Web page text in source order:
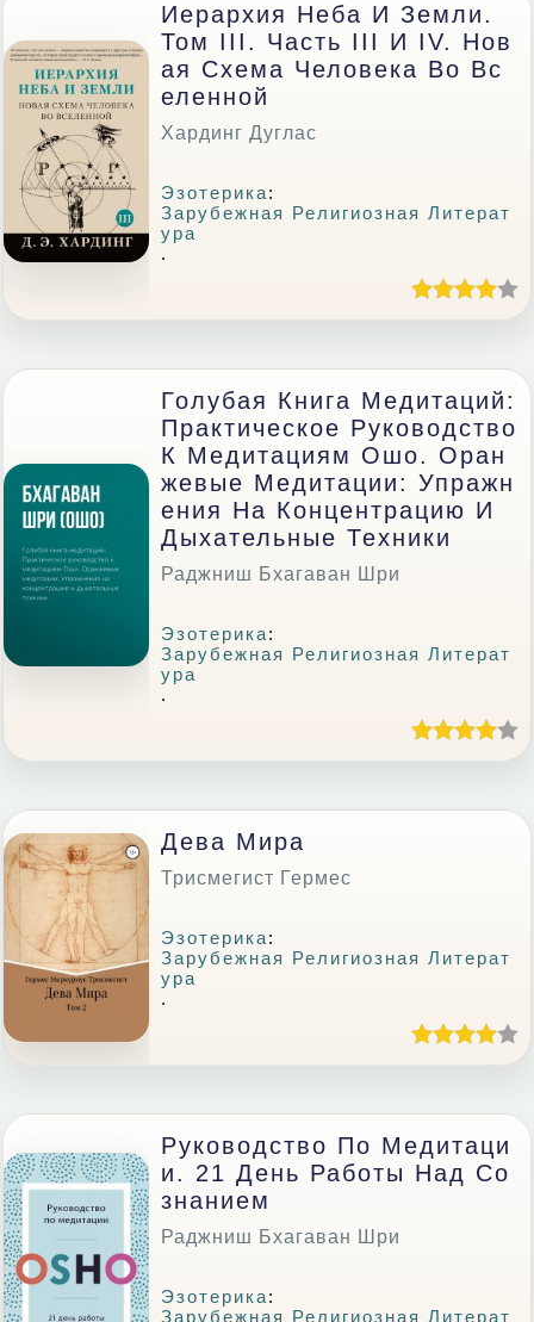
Иерархия Неба И Земли.
Том III. Часть III И IV. Нов
Ая Схема Человека Во Вс
Еленной
Хардинг Дуглас
Эзотерика:
Зарубежная Религиозная Литерат
Ура
.
Голубая Книга Медитаций:
Практическое Руководство
К Медитациям Ошо. Оран
Жевые Медитации: Упражн
Ения На Концентрацию И
Дыхательные Техники
Раджниш Бхагаван Шри
Эзотерика:
Зарубежная Религиозная Литерат
Ура
.
Дева Мира
Трисмегист Гермес
Эзотерика:
Зарубежная Религиозная Литерат
Ура
.
Руководство По Медитаци
И. 21 День Работы Над Со
Знанием
Раджниш Бхагаван Шри
Эзотерика:
Зарубежная Религиозная Литерат